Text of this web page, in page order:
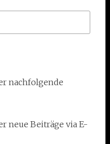
nachfolgende
neue Beiträge via E-